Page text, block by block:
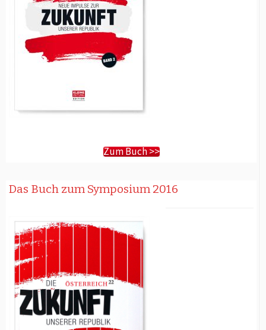
Zum Buch >>
Das Buch zum Symposium 2016